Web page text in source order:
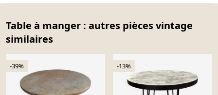
Table à manger : autres pièces vintage
similaires
-39% -13%